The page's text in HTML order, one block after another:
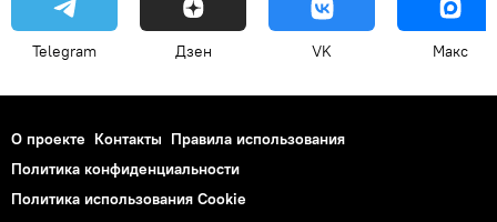
Telegram Дзен VK Макс
О проекте Контакты Правила использования
Политика конфиденциальности
Политика использования Cookie